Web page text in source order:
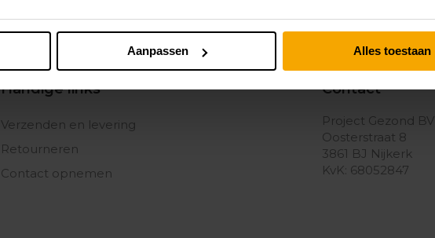
Aanpassen Alles toestaan
Handige links
Verzenden en levering
Retourneren
Contact opnemen
Contact
Project Gezond BV
Oosterstraat 8
3861 BJ Nijkerk
KvK: 68052847